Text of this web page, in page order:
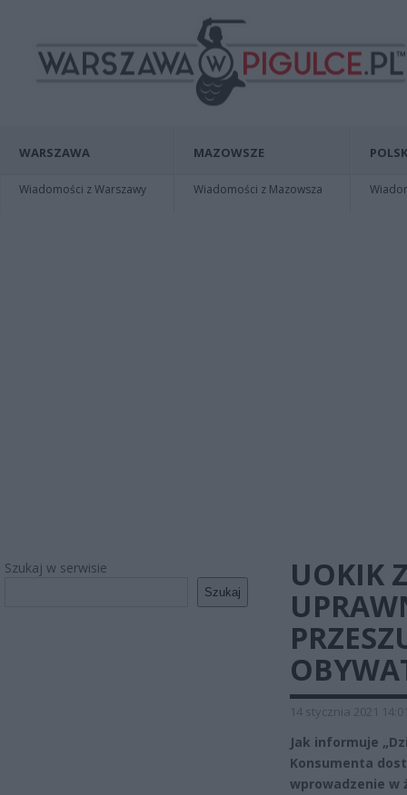
WARSZAWA
Wiadomości z Warszawy
MAZOWSZE
Wiadomości z Mazowsza
Szukaj w serwisie
Szukaj
UOKIK
14 stycznia 2021
Jak informuje
Konsumenta
wprowadzenie w